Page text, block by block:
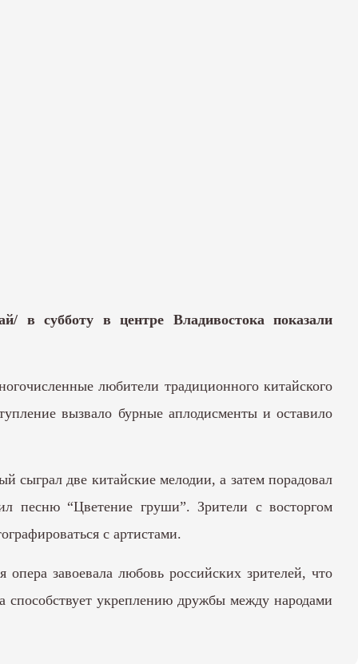
в субботу в центре Владивостока показали
любители традиционного китайского
вызвало бурные аплодисменты и оставило
две китайские мелодии, а затем порадовал
песню “Цветение груши”. Зрители с восторгом
с артистами.
завоевала любовь российских зрителей, что
способствует укреплению дружбы между народами